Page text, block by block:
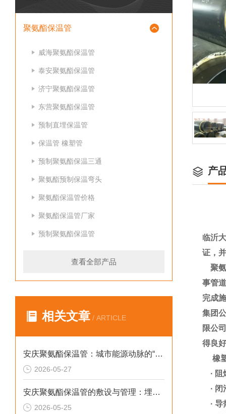
聚氨酯保温管
威海聚氨酯保温管
泰安聚氨酯保温管
济宁聚氨酯保温管
东营聚氨酯保温管
预制直埋保温管
保温管 橡塑管
预制聚氨酯保温三通
聚氨酯预制保温弯头
聚氨酯保温管价格
聚氨酯保温管厂家
预制聚氨酯保温管
查看全部产品
相关文章 / ARTICLE
安庆聚氨酯保温管：城市能源动脉的“高效铠甲”
2026-05-27
安庆聚氨酯保温管的敷设与管理：埋设深度的考量与实践
2026-05-25
产
临沂
证，
聚氨
事管
完成
集团
限公
得良
橡塑
· 阻
· 闭
· 导